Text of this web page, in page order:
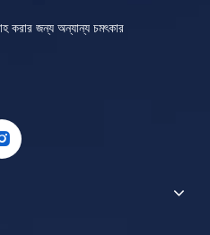
করার জন্য অন্যান্য চমৎকার